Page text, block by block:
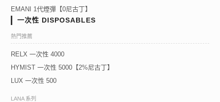
EMANI 1代煙彈【0尼古丁】
一次性 DISPOSABLES
熱門推薦
RELX 一次性 4000
HYMIST 一次性 5000【2%尼古丁】
LUX 一次性 500
LANA 系列